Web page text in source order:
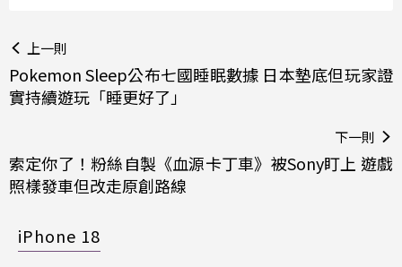
上一則
Pokemon Sleep公布七國睡眠數據 日本墊底但玩家證
實持續遊玩「睡更好了」
下一則
索定你了！粉絲自製《血源卡丁車》被Sony盯上 遊戲
照樣發車但改走原創路線
iPhone 18